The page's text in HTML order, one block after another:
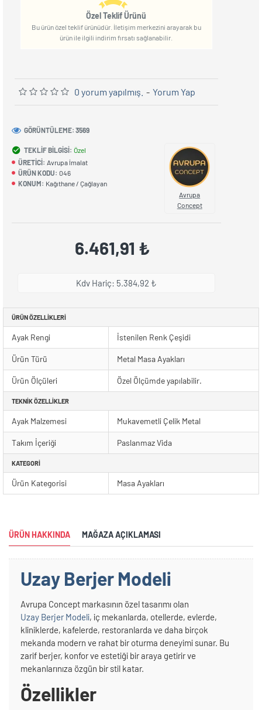
Özel Teklif Ürünü
Bu ürün özel teklif ürünüdür. İletişim merkezini arayarak bu
ürün ile ilgili indirim fırsatı sağlanabilir.
0 yorum yapılmış. - Yorum Yap
6.461,91 ₺
Kdv Hariç: 5.384,92 ₺
TEKLIF BILGISI: Özel
ÜRETICI: Avrupa İmalat
ÜRÜN KODU: 046
KONUM: Kağıthane / Çağlayan
Avrupa
Concept
GÖRÜNTÜLEME: 3569
ÜRÜN ÖZELLIKLERI
Ayak Rengi İstenilen Renk Çeşidi
Ürün Türü Metal Masa Ayakları
Ürün Ölçüleri Özel Ölçümde yapılabilir.
TEKNIK ÖZELLIKLER
Ayak Malzemesi Mukavemetli Çelik Metal
Takım İçeriği Paslanmaz Vida
KATEGORI
Ürün Kategorisi Masa Ayakları
ÜRÜN HAKKINDA MAĞAZA AÇIKLAMASI
Uzay Berjer Modeli
Avrupa Concept markasının özel tasarımı olan
Uzay Berjer Modeli, iç mekanlarda, otellerde, evlerde,
kliniklerde, kafelerde, restoranlarda ve daha birçok
mekanda modern ve rahat bir oturma deneyimi sunar. Bu
zarif berjer, konfor ve estetiği bir araya getirir ve
mekanlarınıza özgün bir stil katar.
Özellikler